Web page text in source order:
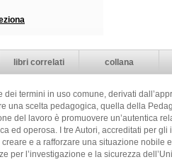
libri correlati collana
termini in uso comune, derivati
una scelta pedagogica, quella della
del lavoro è promuovere un’autentica
ed operosa. I tre Autori, accreditati per
e a rafforzare una situazione nobile
per l’investigazione e la sicurezza